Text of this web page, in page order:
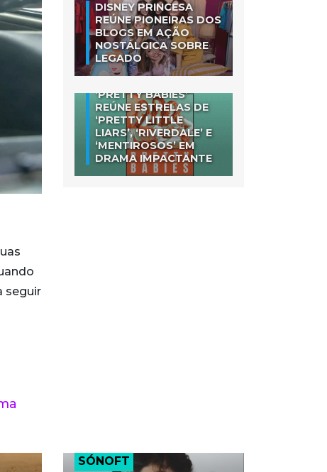
seguir
DISNEY PRINCESA
REÚNE PIONEIRAS DOS
BLOGS EM AÇÃO
NOSTÁLGICA SOBRE
LEGADO
‘PRETTY BABIES’
REÚNE ESTRELAS DE
‘PRETTY LITTLE
LIARS’, ‘RIVERDALE’ E
‘MENTIROSOS’ EM
DRAMA IMPACTANTE
SÓNOFT